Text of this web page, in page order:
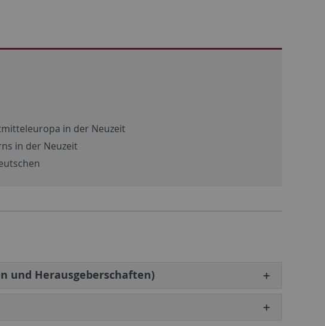
in der Neuzeit
in der Neuzeit
und Herausgeberschaften)